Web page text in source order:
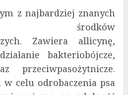
z najbardziej znanych
środków
Zawiera allicynę,
bakteriobójcze,
przeciwpasożytnicze.
w celu odrobaczenia psa